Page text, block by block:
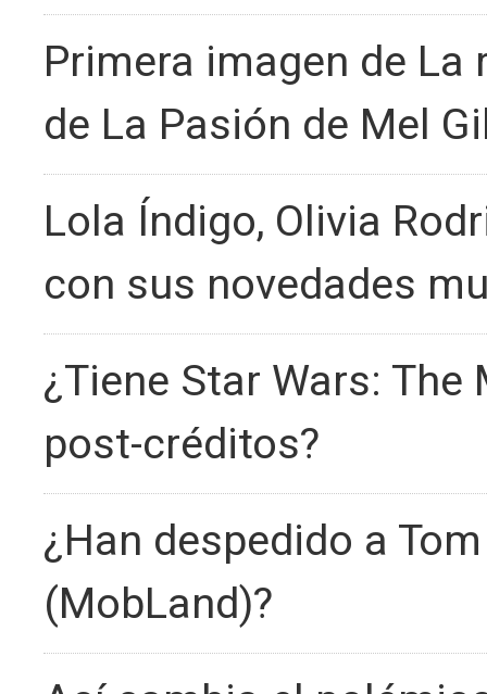
Primera imagen de
de La Pasión de Mel
Lola Índigo, Olivia
con sus novedades
¿Tiene Star Wars:
post-créditos?
¿Han despedido a
(MobLand)?